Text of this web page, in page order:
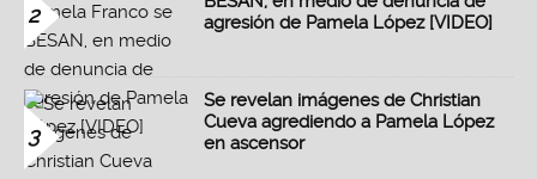
2
agresión de Pamela López [VIDEO]
3
Se revelan imágenes de Christian
Cueva agrediendo a Pamela López
en ascensor